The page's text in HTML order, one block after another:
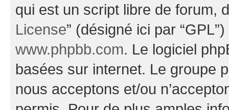
qui est un script libre de forum,
License” (désigné ici par
www.phpbb.com. Le logiciel
basées sur internet. Le groupe
nous acceptons et/ou